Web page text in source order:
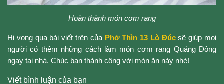
Hoàn thành món cơm rang
Hi vọng qua bài viết trên của Phở Thìn 13 Lò Đúc sẽ giúp mọi
người có thêm những cách làm món cơm rang Quảng Đông
ngay tại nhà. Chúc bạn thành công với món ăn này nhé!
Viết bình luận của bạn